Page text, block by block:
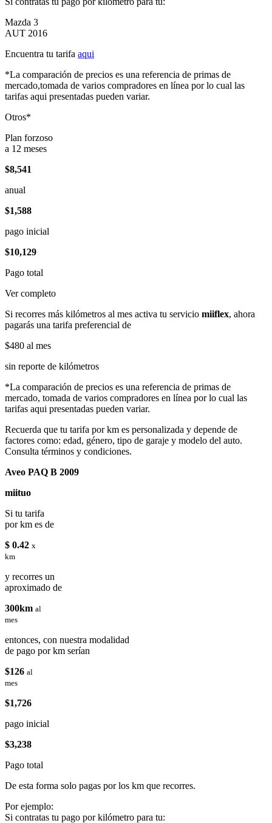
Mazda 3
AUT 2016
Encuentra tu tarifa aqui
*La comparación de precios es una referencia de primas de
mercado,tomada de varios compradores en línea por lo cual las
tarifas aqui presentadas pueden variar.
Otros*
Plan forzoso
a 12 meses
$8,541
anual
$1,588
pago inicial
$10,129
Pago total
Ver completo
Si recorres más kilómetros al mes activa tu servicio miiflex, ahora
pagarás una tarifa preferencial de
$480 al mes
sin reporte de kilómetros
*La comparación de precios es una referencia de primas de
mercado, tomada de varios compradores en línea por lo cual las
tarifas aqui presentadas pueden variar.
Recuerda que tu tarifa por km es personalizada y depende de
factores como: edad, género, tipo de garaje y modelo del auto.
Consulta términos y condiciones.
Aveo PAQ B 2009
miituo
Si tu tarifa
por km es de
$ 0.42 x
km
y recorres un
aproximado de
300km al
mes
entonces, con nuestra modalidad
de pago por km serían
$126 al
mes
$1,726
pago inicial
$3,238
Pago total
De esta forma solo pagas por los km que recorres.
Por ejemplo:
Si contratas tu pago por kilómetro para tu: